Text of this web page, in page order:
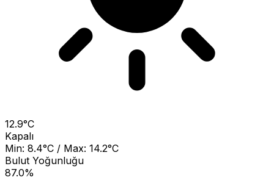
12.9°C
Kapalı
Min: 8.4°C / Max: 14.2°C
Bulut Yoğunluğu
87.0%